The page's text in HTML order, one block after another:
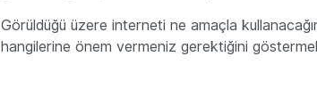
Görüldüğü üzere interneti ne amaçla
hangilerine önem vermeniz gerektiğini